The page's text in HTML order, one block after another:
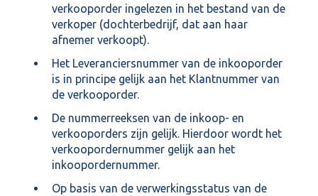
verkooporder ingelezen in het bestand van de
verkoper (dochterbedrijf, dat aan haar
afnemer verkoopt).
Het Leveranciersnummer van de inkooporder
is in principe gelijk aan het Klantnummer van
de verkooporder.
De nummerreeksen van de inkoop- en
verkooporders zijn gelijk. Hierdoor wordt het
verkoopordernummer gelijk aan het
inkoopordernummer.
Op basis van de verwerkingsstatus van de